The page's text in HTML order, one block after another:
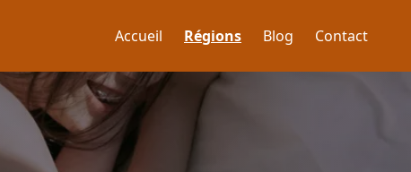
Accueil Régions Blog Contact